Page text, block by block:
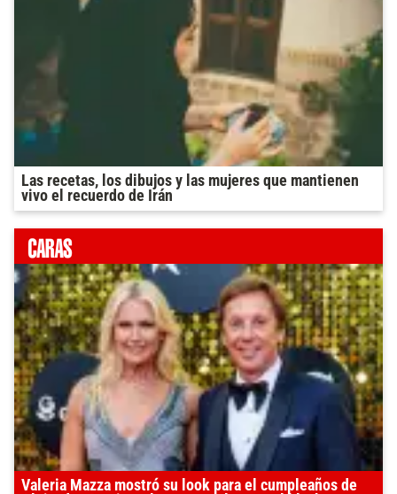
Las recetas, los dibujos y las mujeres que mantienen
vivo el recuerdo de Irán
Valeria Mazza mostró su look para el cumpleaños de